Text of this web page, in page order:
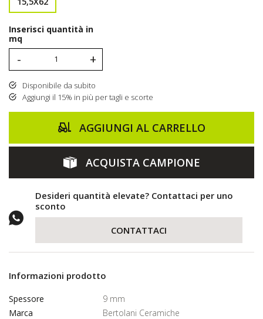
Inserisci quantità in
mq
- +
Disponibile da subito
Aggiungi il 15% in più per tagli e scorte
AGGIUNGI AL CARRELLO
ACQUISTA CAMPIONE
Desideri quantità elevate? Contattaci per uno
sconto
CONTATTACI
Informazioni prodotto
Spessore
9 mm
Marca
Bertolani Ceramiche